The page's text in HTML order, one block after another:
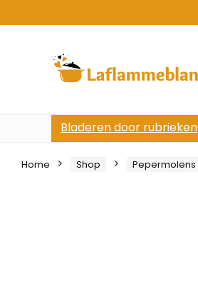
Bladeren door rubrieken
Home Shop Pepermolens